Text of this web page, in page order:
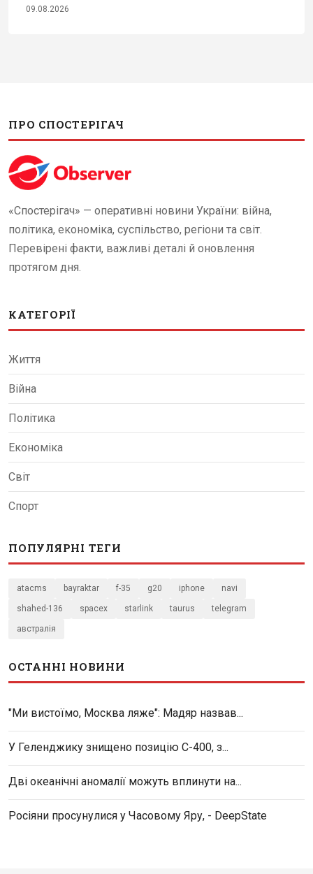
09.08.2026
ПРО СПОСТЕРІГАЧ
«Спостерігач» — оперативні новини України: війна,
політика, економіка, суспільство, регіони та світ.
Перевірені факти, важливі деталі й оновлення
протягом дня.
КАТЕГОРІЇ
Життя
Війна
Політика
Економіка
Світ
Спорт
ПОПУЛЯРНІ ТЕГИ
atacms bayraktar f-35 g20 iphone navi
shahed-136 spacex starlink taurus telegram
австралія
ОСТАННІ НОВИНИ
"Ми вистоїмо, Москва ляже": Мадяр назвав...
У Геленджику знищено позицію С-400, з...
Дві океанічні аномалії можуть вплинути на...
Росіяни просунулися у Часовому Яру, - DeepState